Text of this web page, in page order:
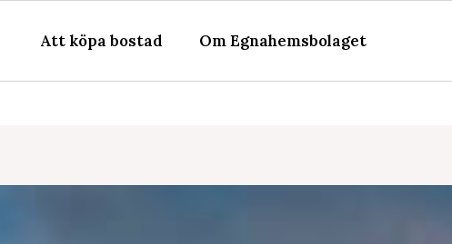
Att köpa bostad Om Egnahemsbolaget